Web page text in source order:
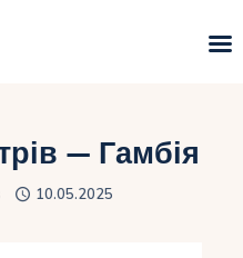
— Гамбія
10.05.2025